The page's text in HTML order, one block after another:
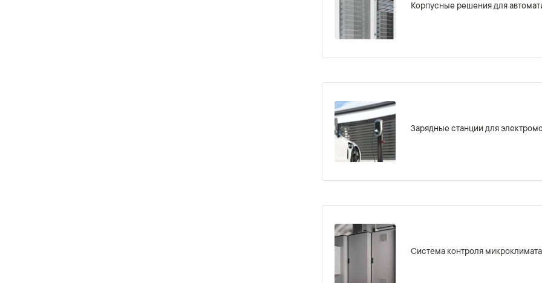
Корпусные решения для
Зарядные станции для
Система контроля